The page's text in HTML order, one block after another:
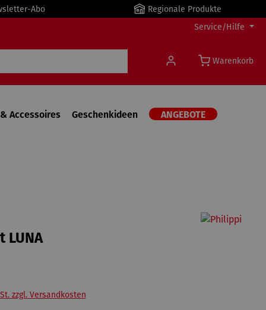
Abo
Regionale Produkte
Service/Hilfe
Warenkorb
Accessoires Geschenkideen ANGEBOTE
LUNA
zzgl. Versandkosten